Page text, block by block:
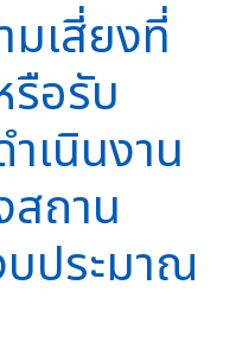
มเสี่ยงที่
รือรับ
เนินงาน
ถาน
ประมาณ